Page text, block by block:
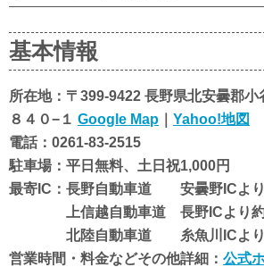
基本情報
所在地：〒399-9422 長野県北安曇郡小
８４０−１ Google Map
Yahoo!地図
電話：0261-83-2515
駐車場：平日無料、土日祝1,000円
最寄IC：長野自動車道 安曇野ICよ
上信越自動車道 長野ICより約
北陸自動車道 糸魚川ICより約
営業時間・料金などその他詳細： 公式